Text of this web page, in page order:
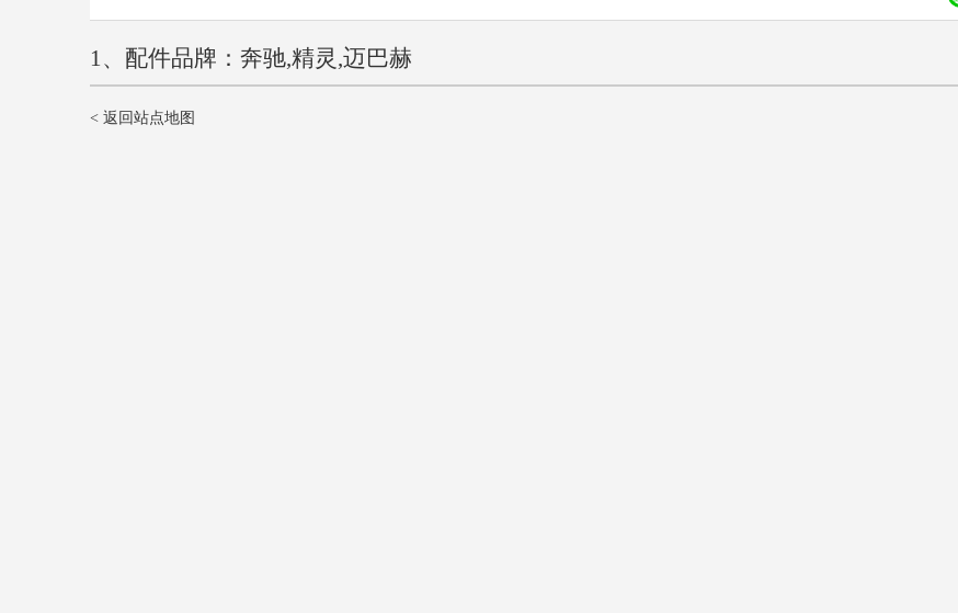
1、配件品牌：奔驰,精灵,迈巴赫
< 返回站点地图